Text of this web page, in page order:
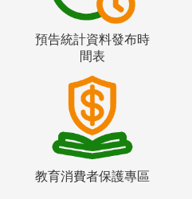
預告統計資料發布時
間表
教育消費者保護專區